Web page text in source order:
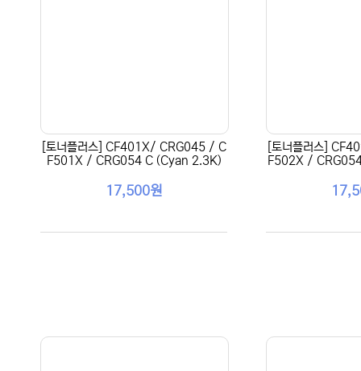
[토너플러스] CF401X/ CRG045 / C
F501X / CRG054 C (Cyan 2.3K)
17,500원
[토너플러스]
F502X /